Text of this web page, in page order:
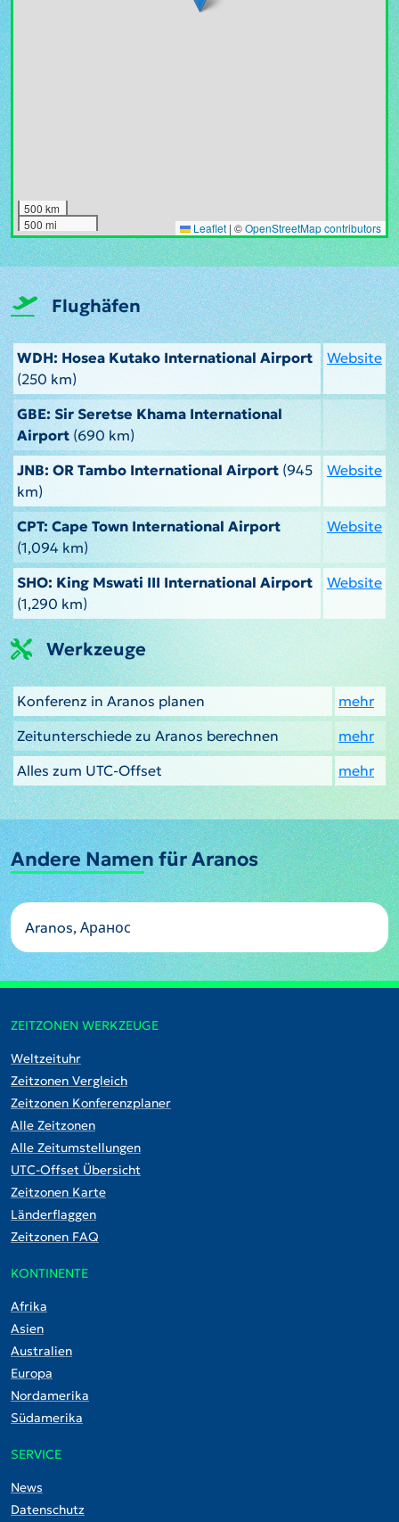
500 km
500 mi
Leaflet | ©OpenStreetMap contributors
Flughäfen
WDH: Hosea Kutako International Airport
(250 km)
Website
GBE: Sir Seretse Khama International
Airport(690 km)
JNB: OR Tambo International Airport (945
km)
Website
CPT: Cape Town International Airport
(1,094 km)
Website
SHO: King Mswati III International Airport
(1,290 km)
Website
Werkzeuge
Konferenz in Aranos planen
mehr
Zeitunterschiede zu Aranos berechnen
mehr
Alles zum UTC-Offset
mehr
Andere Namen für Aranos
Aranos, Аранос
ZEITZONEN WERKZEUGE
Weltzeituhr
Zeitzonen Vergleich
Zeitzonen Konferenzplaner
Alle Zeitzonen
Alle Zeitumstellungen
UTC-Offset Übersicht
Zeitzonen Karte
Länderflaggen
Zeitzonen FAQ
KONTINENTE
Afrika
Asien
Australien
Europa
Nordamerika
Südamerika
SERVICE
News
Datenschutz